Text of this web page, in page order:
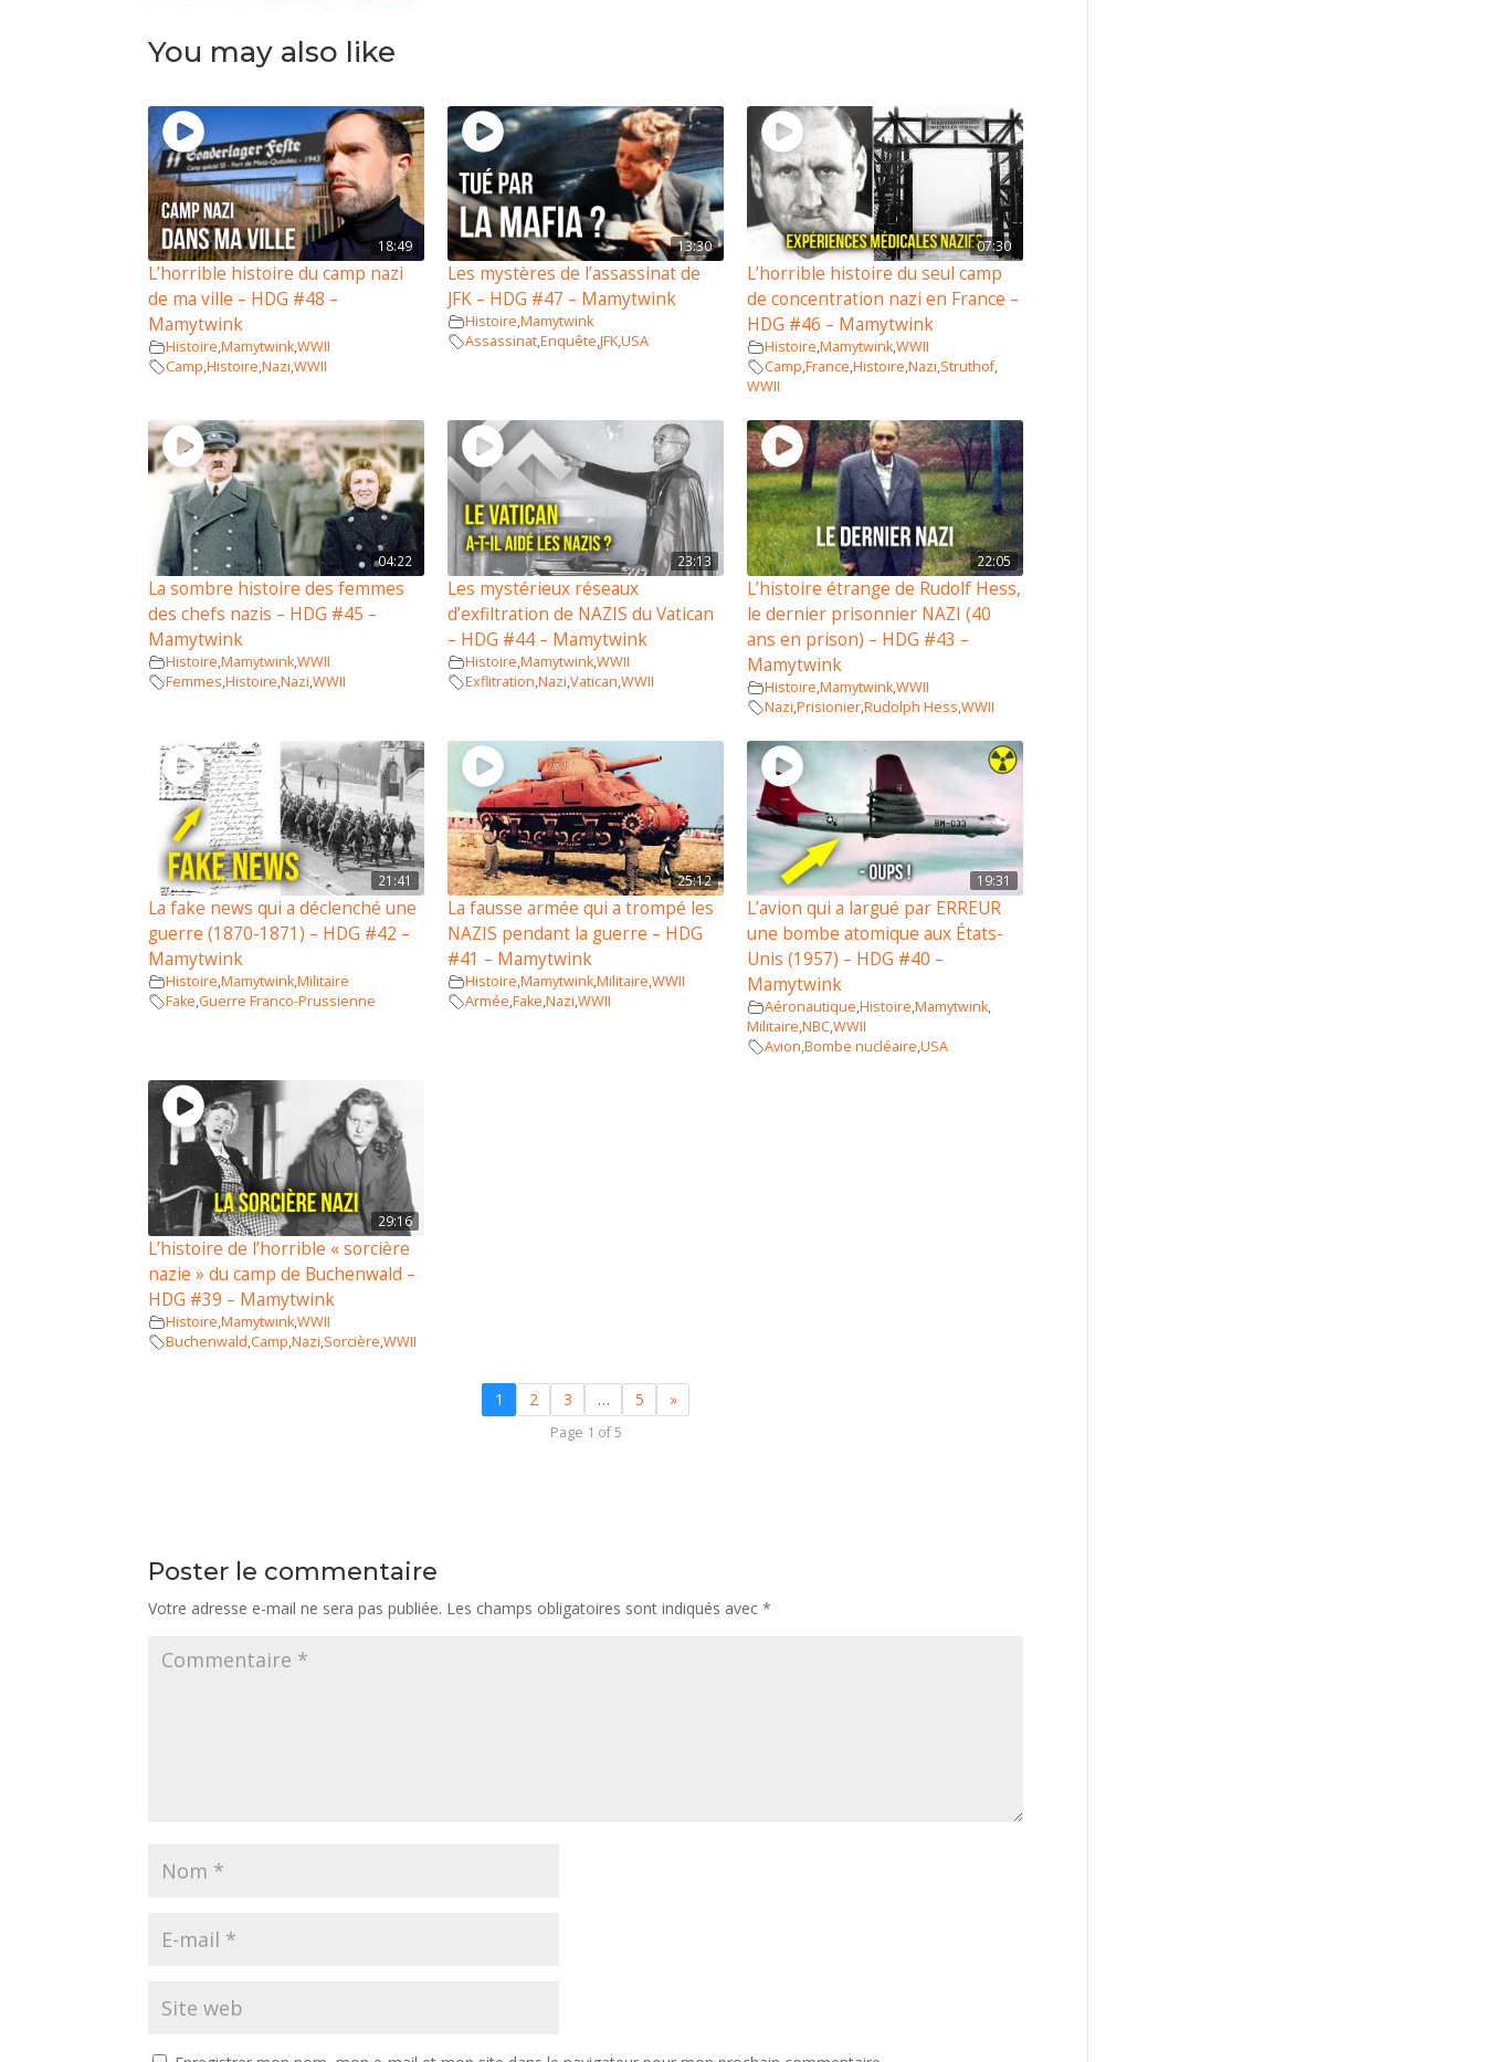
You may also like
18:49
L’horrible histoire du camp nazi
de ma ville – HDG #48 –
Mamytwink
Histoire,Mamytwink,WWII
Camp,Histoire,Nazi,WWII
13:30
Les mystères de l’assassinat de
JFK – HDG #47 – Mamytwink
Histoire,Mamytwink
Assassinat,Enquête,JFK,USA
07:30
L’horrible histoire du seul camp
de concentration nazi en France –
HDG #46 – Mamytwink
Histoire,Mamytwink,WWII
Camp,France,Histoire,Nazi,Struthof,
WWII
04:22
La sombre histoire des femmes
des chefs nazis – HDG #45 –
Mamytwink
Histoire,Mamytwink,WWII
Femmes,Histoire,Nazi,WWII
23:13
Les mystérieux réseaux
d’exfiltration de NAZIS du Vatican
– HDG #44 – Mamytwink
Histoire,Mamytwink,WWII
Exflitration,Nazi,Vatican,WWII
22:05
L’histoire étrange de Rudolf Hess,
le dernier prisonnier NAZI (40
ans en prison) – HDG #43 –
Mamytwink
Histoire,Mamytwink,WWII
Nazi,Prisionier,Rudolph Hess,WWII
21:41
La fake news qui a déclenché une
guerre (1870-1871) – HDG #42 –
Mamytwink
Histoire,Mamytwink,Militaire
Fake,Guerre Franco-Prussienne
25:12
La fausse armée qui a trompé les
NAZIS pendant la guerre – HDG
#41 – Mamytwink
Histoire,Mamytwink,Militaire,WWII
Armée,Fake,Nazi,WWII
19:31
L’avion qui a largué par ERREUR
une bombe atomique aux États-
Unis (1957) – HDG #40 –
Mamytwink
Aéronautique,Histoire,Mamytwink,
Militaire,NBC,WWII
Avion,Bombe nucléaire,USA
29:16
L’histoire de l’horrible « sorcière
nazie » du camp de Buchenwald –
HDG #39 – Mamytwink
Histoire,Mamytwink,WWII
Buchenwald,Camp,Nazi,Sorcière,WWII
1 2 3 … 5 »
Page 1 of 5
Poster le commentaire
Votre adresse e-mail ne sera pas publiée. Les champs obligatoires sont indiqués avec*